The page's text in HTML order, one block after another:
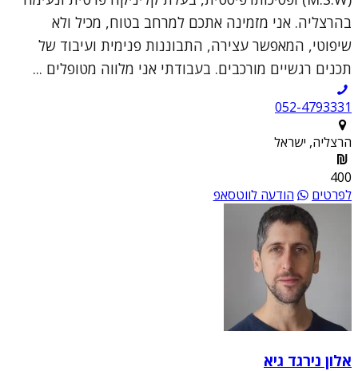
בהרצליה. אני מזמינה אתכם למרחב בטוח, מכיל ולא
שיפוטי, המאפשר עצירה, התבוננות פנימית ועיבוד של
תכנים רגשיים מורכבים. בעבודתי אני מלווה מטופלים ...
052-4793331
הרצליה, ישראל
400
לפרטים
הודעה לווטסאפ
אלון נירגד גיא